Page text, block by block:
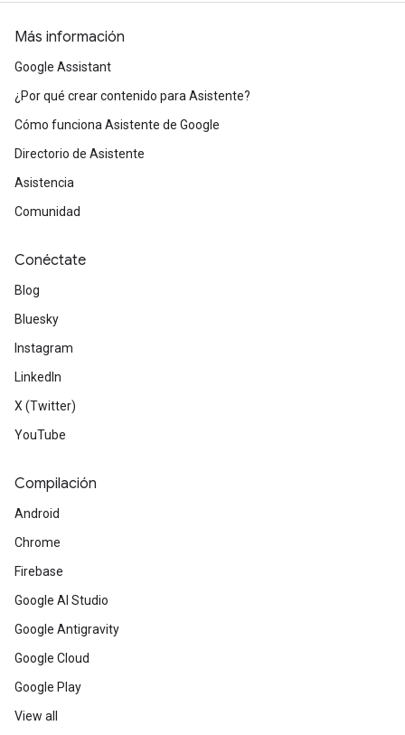
Más información
Google Assistant
¿Por qué crear contenido para Asistente?
Cómo funciona Asistente de Google
Directorio de Asistente
Asistencia
Comunidad
Conéctate
Blog
Bluesky
Instagram
LinkedIn
X (Twitter)
YouTube
Compilación
Android
Chrome
Firebase
Google AI Studio
Google Antigravity
Google Cloud
Google Play
View all